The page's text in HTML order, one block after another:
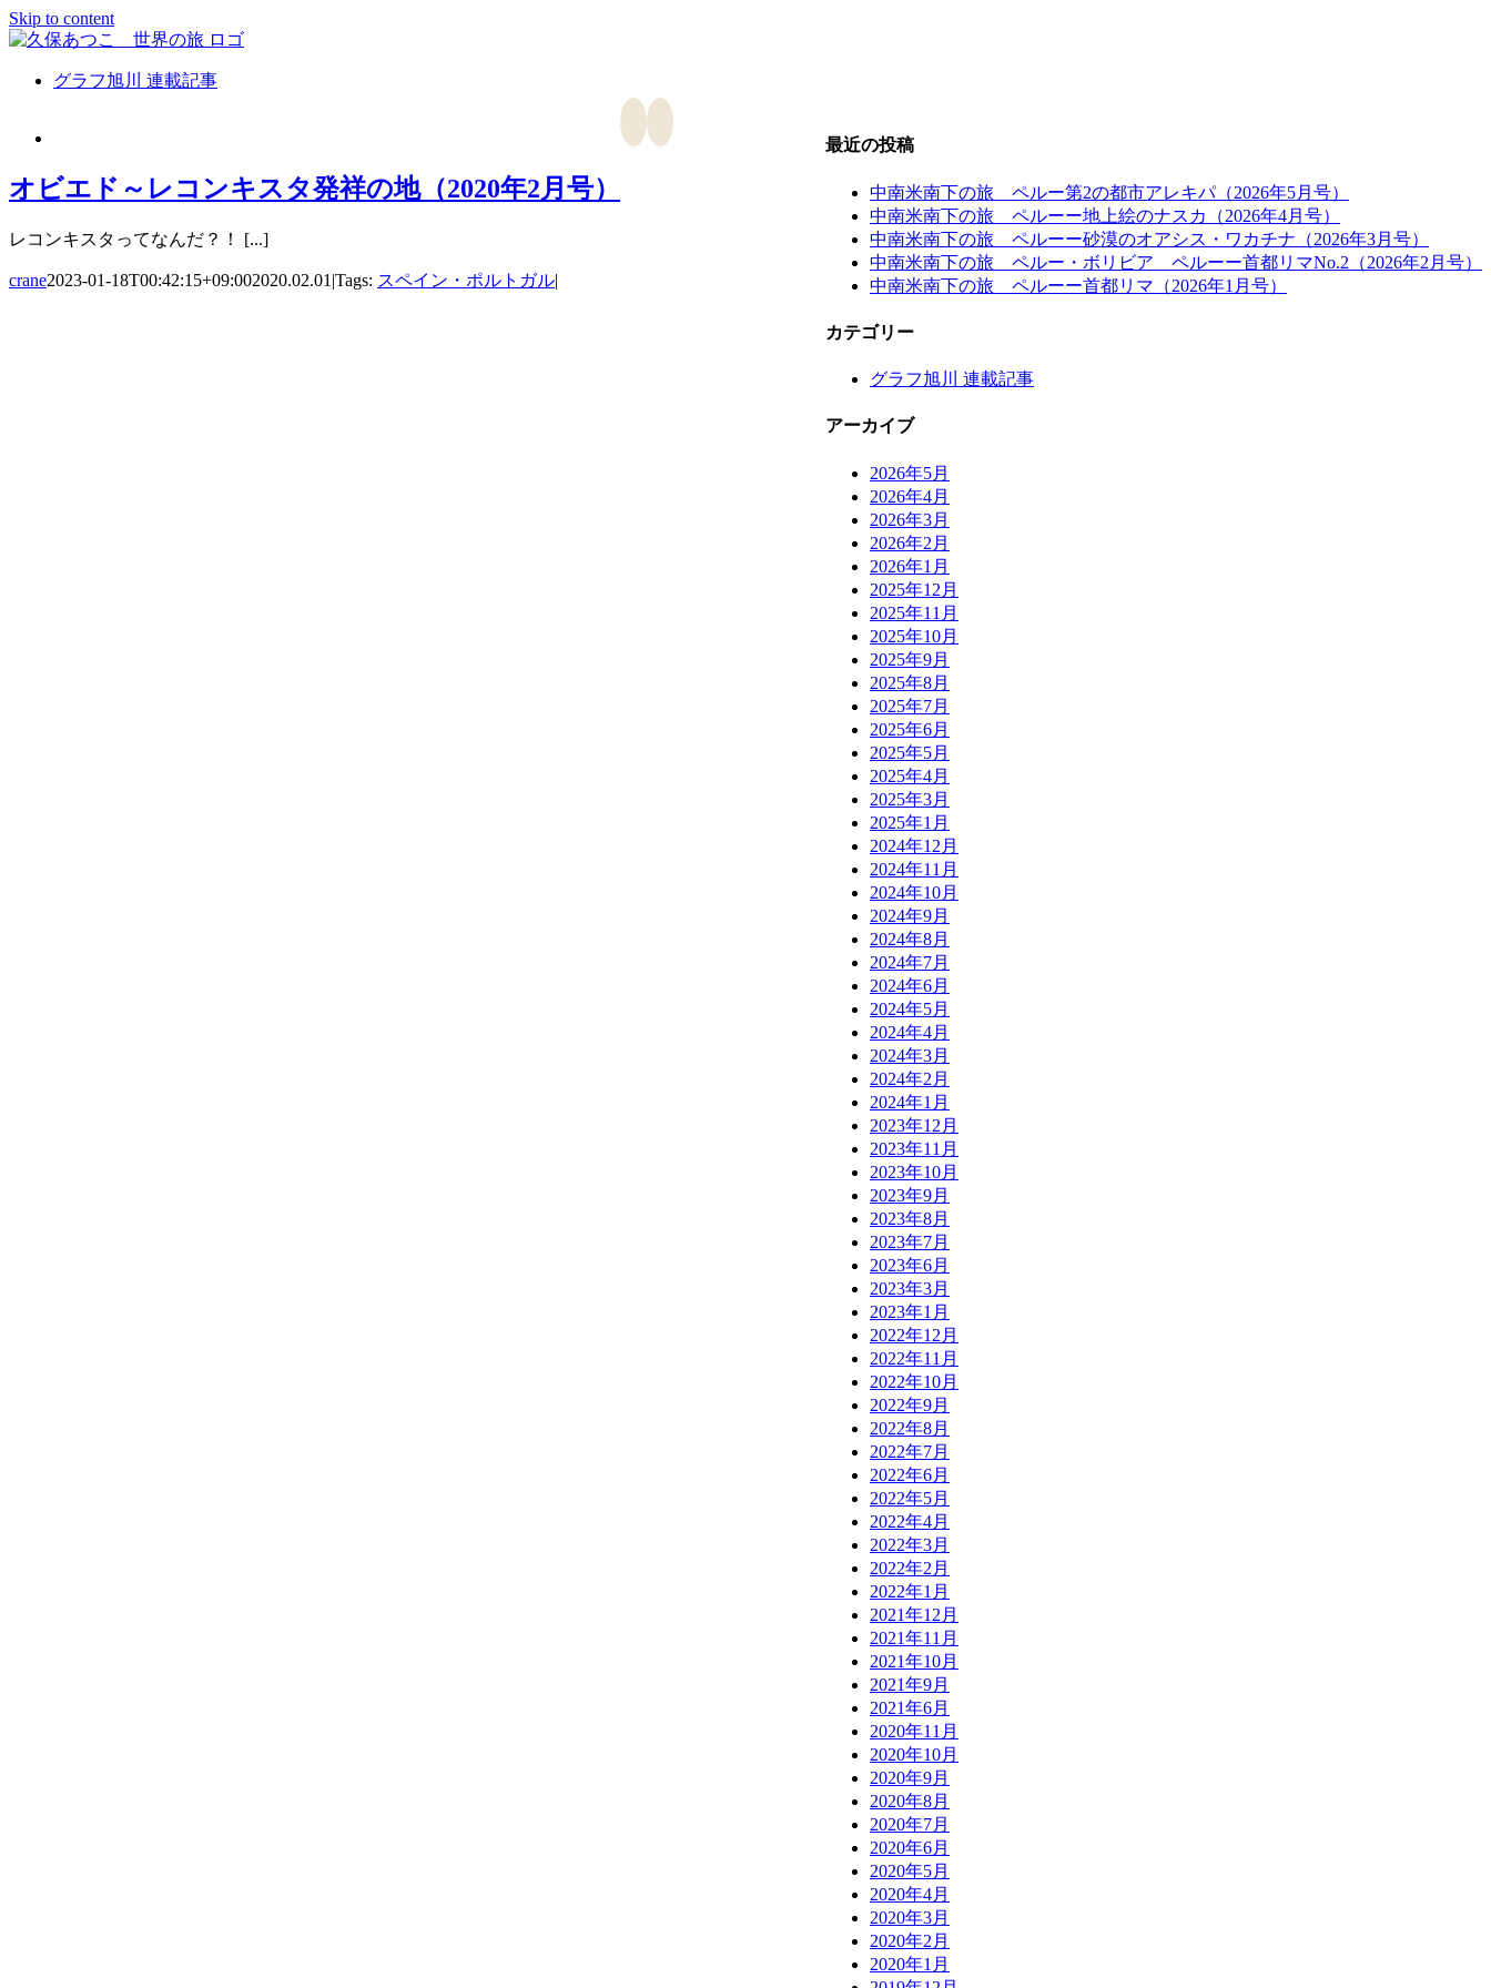
Skip to content
グラフ旭川 連載記事
オビエド～レコンキスタ発祥の地（2020年2月号）
レコンキスタってなんだ？！ [...]
crane2023-01-18T00:42:15+09:002020.02.01 |Tags: スペイン・ポルトガル|
最近の投稿
中南米南下の旅 ペルー第2の都市アレキパ（2026年5月号）
中南米南下の旅 ペルーー地上絵のナスカ（2026年4月号）
中南米南下の旅 ペルーー砂漠のオアシス・ワカチナ（2026年3月号）
中南米南下の旅 ペルー・ボリビア ペルーー首都リマNo.2（2026年2月号）
中南米南下の旅 ペルーー首都リマ（2026年1月号）
カテゴリー
グラフ旭川 連載記事
アーカイブ
2026年5月
2026年4月
2026年3月
2026年2月
2026年1月
2025年12月
2025年11月
2025年10月
2025年9月
2025年8月
2025年7月
2025年6月
2025年5月
2025年4月
2025年3月
2025年1月
2024年12月
2024年11月
2024年10月
2024年9月
2024年8月
2024年7月
2024年6月
2024年5月
2024年4月
2024年3月
2024年2月
2024年1月
2023年12月
2023年11月
2023年10月
2023年9月
2023年8月
2023年7月
2023年6月
2023年3月
2023年1月
2022年12月
2022年11月
2022年10月
2022年9月
2022年8月
2022年7月
2022年6月
2022年5月
2022年4月
2022年3月
2022年2月
2022年1月
2021年12月
2021年11月
2021年10月
2021年9月
2021年6月
2020年11月
2020年10月
2020年9月
2020年8月
2020年7月
2020年6月
2020年5月
2020年4月
2020年3月
2020年2月
2020年1月